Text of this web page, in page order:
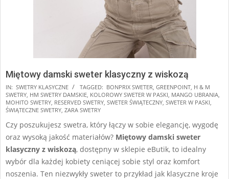
Miętowy damski sweter klasyczny z wiskozą
2025-
11-
20
IN: SWETRY KLASYCZNE TAGGED: BONPRIX SWETER GREENPOINT H & M
SWETRY HM SWETRY DAMSKIE KOLOROWY SWETER W PASKI MANGO UBRANIA
MOHITO SWETRY RESERVED SWETRY SWETER ŚWIĄTECZNY SWETER W PASKI
ŚWIĄTECZNE SWETRY ZARA SWETRY
Czy poszukujesz swetra, który łączy w sobie elegancję, wygodę
oraz wysoką jakość materiałów? Miętowy damski sweter
klasyczny z wiskozą, dostępny w sklepie eButik, to idealny
wybór dla każdej kobiety ceniącej sobie styl oraz komfort
noszenia. Ten niezwykły sweter to przykład jak klasyczne kroje